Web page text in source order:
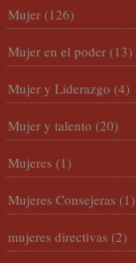
Mujer (126)
Mujer en el poder (13)
Mujer y Liderazgo (4)
Mujer y talento (20)
Mujeres (1)
Mujeres Consejeras (1)
mujeres directivas (2)